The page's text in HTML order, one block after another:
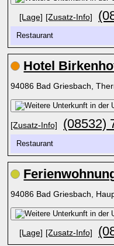
[Lage] [Zusatz-Info]
Restaurant
Hotel
94086 Bad Griesbach,
[Zusatz-Info] (08532)
Restaurant
94086 Bad Griesbach,
[Lage] [Zusatz-Info]